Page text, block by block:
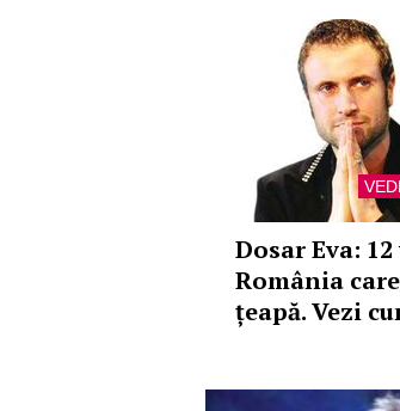
Dosar Eva:
România
țeapă. Vezi